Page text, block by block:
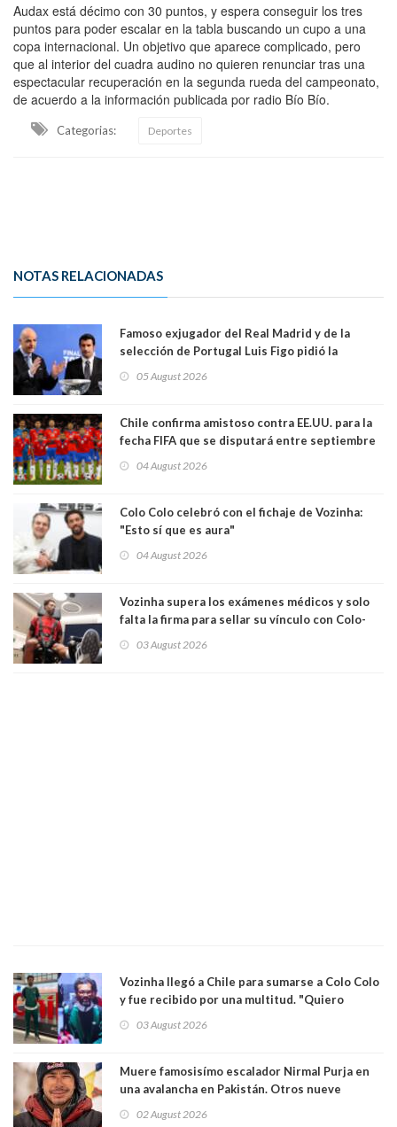
Audax está décimo con 30 puntos, y espera conseguir los tres
puntos para poder escalar en la tabla buscando un cupo a una
copa internacional. Un objetivo que aparece complicado, pero
que al interior del cuadra audino no quieren renunciar tras una
espectacular recuperación en la segunda rueda del campeonato,
de acuerdo a la información publicada por radio Bío Bío.
Categorias: Deportes
NOTAS RELACIONADAS
Famoso exjugador del Real Madrid y de la
selección de Portugal Luis Figo pidió la
comportamiento más bajo y cobarde que he
05 August 2026
Chile confirma amistoso contra EE.UU. para la
fecha FIFA que se disputará entre septiembre
04 August 2026
Colo Colo celebró con el fichaje de Vozinha:
"Esto sí que es aura"
04 August 2026
Vozinha supera los exámenes médicos y solo
falta la firma para sellar su vínculo con Colo-
03 August 2026
Vozinha llegó a Chile para sumarse a Colo Colo
y fue recibido por una multitud. "Quiero
hinchas"
03 August 2026
Muere famosisímo escalador Nirmal Purja en
una avalancha en Pakistán. Otros nueve
02 August 2026